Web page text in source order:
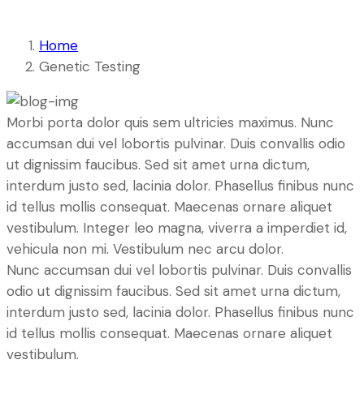
Home
Genetic Testing
Morbi porta dolor quis sem ultricies maximus. Nunc
accumsan dui vel lobortis pulvinar. Duis convallis odio
ut dignissim faucibus. Sed sit amet urna dictum,
interdum justo sed, lacinia dolor. Phasellus finibus nunc
id tellus mollis consequat. Maecenas ornare aliquet
vestibulum. Integer leo magna, viverra a imperdiet id,
vehicula non mi. Vestibulum nec arcu dolor.
Nunc accumsan dui vel lobortis pulvinar. Duis convallis
odio ut dignissim faucibus. Sed sit amet urna dictum,
interdum justo sed, lacinia dolor. Phasellus finibus nunc
id tellus mollis consequat. Maecenas ornare aliquet
vestibulum.